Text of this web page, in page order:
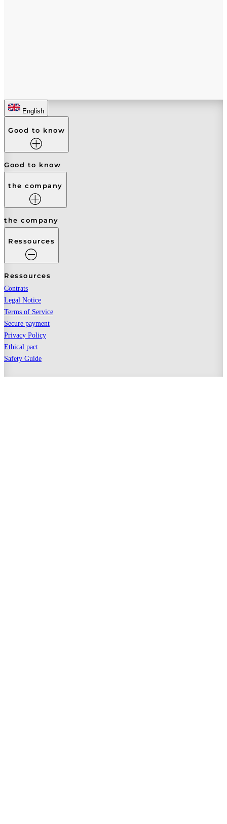
English
Good to know
Good to know
the company
the company
Ressources
Ressources
Contrats
Legal Notice
Terms of Service
Secure payment
Privacy Policy
Ethical pact
Safety Guide